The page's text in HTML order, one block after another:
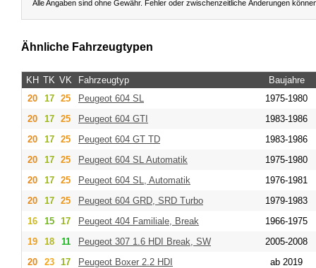
Alle Angaben sind ohne Gewähr. Fehler oder zwischenzeitliche Änderungen
Ähnliche Fahrzeugtypen
KH TK VK Fahrzeugtyp
Baujahre
20
17 25 Peugeot 604 SL
1975-1980
20
17 25 Peugeot 604 GTI
1983-1986
20
17 25 Peugeot 604 GT TD
1983-1986
20
17 25 Peugeot 604 SL Automatik
1975-1980
20
17 25 Peugeot 604 SL, Automatik
1976-1981
20
17 25 Peugeot 604 GRD, SRD Turbo
1979-1983
16
15 17 Peugeot 404 Familiale, Break
1966-1975
19
18 11 Peugeot 307 1.6 HDI Break, SW
2005-2008
20
23 17 Peugeot Boxer 2.2 HDI
ab 2019